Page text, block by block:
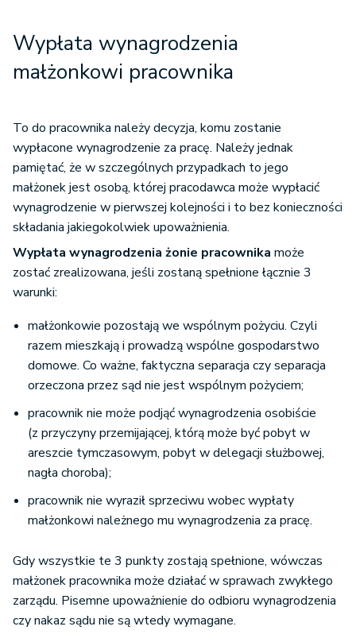
Wypłata wynagrodzenia
małżonkowi pracownika
To do pracownika należy decyzja, komu zostanie
wypłacone wynagrodzenie za pracę. Należy jednak
pamiętać, że w szczególnych przypadkach to jego
małżonek jest osobą, której pracodawca może wypłacić
wynagrodzenie w pierwszej kolejności i to bez konieczności
składania jakiegokolwiek upoważnienia.
Wypłata wynagrodzenia żonie pracownika może
zostać zrealizowana, jeśli zostaną spełnione łącznie 3
warunki:
małżonkowie pozostają we wspólnym pożyciu. Czyli
razem mieszkają i prowadzą wspólne gospodarstwo
domowe. Co ważne, faktyczna separacja czy separacja
orzeczona przez sąd nie jest wspólnym pożyciem;
pracownik nie może podjąć wynagrodzenia osobiście
(z przyczyny przemijającej, którą może być pobyt w
areszcie tymczasowym, pobyt w delegacji służbowej,
nagła choroba);
pracownik nie wyraził sprzeciwu wobec wypłaty
małżonkowi należnego mu wynagrodzenia za pracę.
Gdy wszystkie te 3 punkty zostają spełnione, wówczas
małżonek pracownika może działać w sprawach zwykłego
zarządu. Pisemne upoważnienie do odbioru wynagrodzenia
czy nakaz sądu nie są wtedy wymagane.